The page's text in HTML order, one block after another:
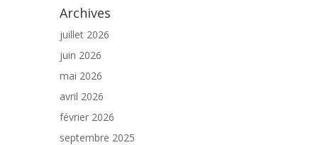
Archives
juillet 2026
juin 2026
mai 2026
avril 2026
février 2026
septembre 2025